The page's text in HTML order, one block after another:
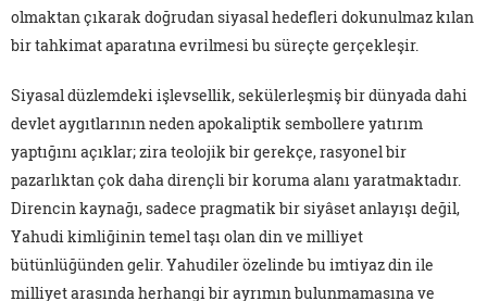
olmaktan çıkarak doğrudan siyasal hedefleri dokunulmaz kılan
bir tahkimat aparatına evrilmesi bu süreçte gerçekleşir.
Siyasal düzlemdeki işlevsellik, sekülerleşmiş bir dünyada dahi
devlet aygıtlarının neden apokaliptik sembollere yatırım
yaptığını açıklar; zira teolojik bir gerekçe, rasyonel bir
pazarlıktan çok daha dirençli bir koruma alanı yaratmaktadır.
Direncin kaynağı, sadece pragmatik bir siyâset anlayışı değil,
Yahudi kimliğinin temel taşı olan din ve milliyet
bütünlüğünden gelir. Yahudiler özelinde bu imtiyaz din ile
milliyet arasında herhangi bir ayrımın bulunmamasına ve